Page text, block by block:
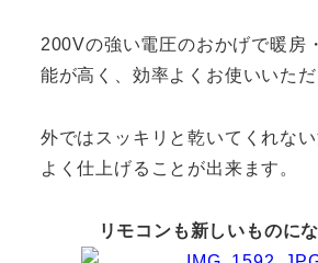
200Vの強い電圧のおかげで暖房
能が高く、効率よくお使いいただ
外ではスッキリと乾いてくれな
よく仕上げることが出来ます。
リモコンも新しいものに